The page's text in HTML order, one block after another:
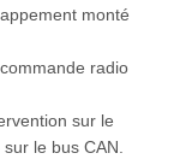
monté
radio
sur le
le bus CAN.